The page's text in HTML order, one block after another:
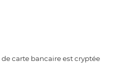
carte bancaire est cryptée